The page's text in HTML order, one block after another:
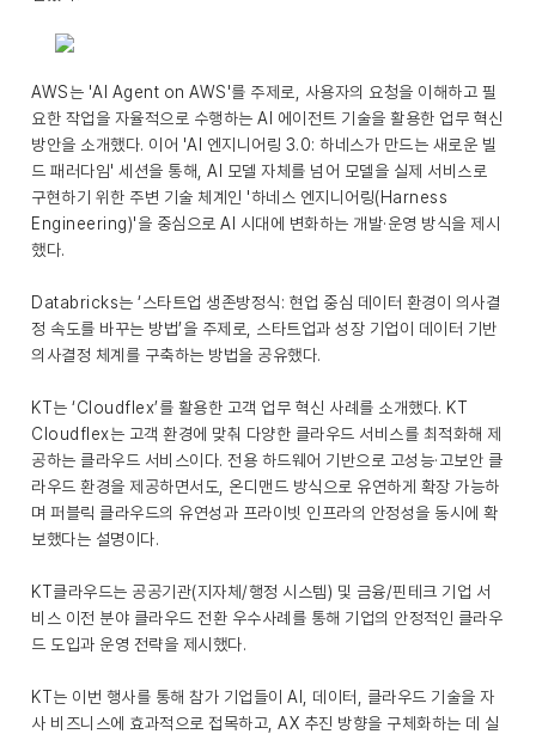
AWS는 'AI Agent on AWS'를 주제로, 사용자의 요청을 이해하고 필
요한 작업을 자율적으로 수행하는 AI 에이전트 기술을 활용한 업무 혁신
방안을 소개했다. 이어 'AI 엔지니어링 3.0: 하네스가 만드는 새로운 빌
드 패러다임' 세션을 통해, AI 모델 자체를 넘어 모델을 실제 서비스로
구현하기 위한 주변 기술 체계인 '하네스 엔지니어링(Harness
Engineering)'을 중심으로 AI 시대에 변화하는 개발·운영 방식을 제시
했다.
Databricks는 ‘스타트업 생존방정식: 현업 중심 데이터 환경이 의사결
정 속도를 바꾸는 방법’을 주제로, 스타트업과 성장 기업이 데이터 기반
의사결정 체계를 구축하는 방법을 공유했다.
KT는 ‘Cloudflex’를 활용한 고객 업무 혁신 사례를 소개했다. KT
Cloudflex는 고객 환경에 맞춰 다양한 클라우드 서비스를 최적화해 제
공하는 클라우드 서비스이다. 전용 하드웨어 기반으로 고성능·고보안 클
라우드 환경을 제공하면서도, 온디맨드 방식으로 유연하게 확장 가능하
며 퍼블릭 클라우드의 유연성과 프라이빗 인프라의 안정성을 동시에 확
보했다는 설명이다.
KT클라우드는 공공기관(지자체/행정 시스템) 및 금융/핀테크 기업 서
비스 이전 분야 클라우드 전환 우수사례를 통해 기업의 안정적인 클라우
드 도입과 운영 전략을 제시했다.
KT는 이번 행사를 통해 참가 기업들이 AI, 데이터, 클라우드 기술을 자
사 비즈니스에 효과적으로 접목하고, AX 추진 방향을 구체화하는 데 실